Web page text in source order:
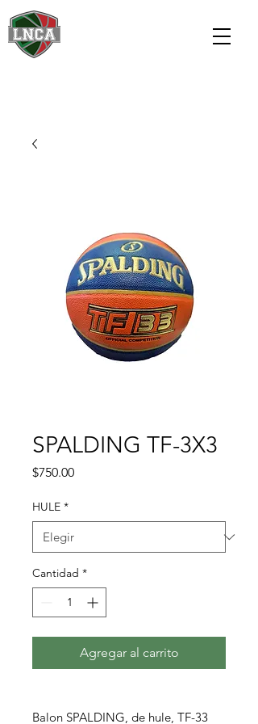
SPALDING TF-3X3
$750.00Precio
HULE *
Cantidad *
Agregar al carrito
Balon SPALDING, de hule, TF-33